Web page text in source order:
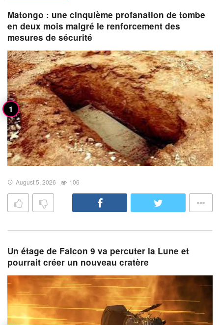
Matongo : une cinquième profanation de tombe
en deux mois malgré le renforcement des
mesures de sécurité
August 5, 2026 106
Un étage de Falcon 9 va percuter la Lune et
pourrait créer un nouveau cratère